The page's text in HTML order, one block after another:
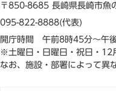
〒850-8685 長崎県長崎市魚
095-822-8888(代表)
開庁時間 午前8時45分～午
※土曜日・日曜日・祝日・12
なお、施設・部署によって異